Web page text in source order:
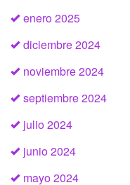
enero 2025
diciembre 2024
noviembre 2024
septiembre 2024
julio 2024
junio 2024
mayo 2024